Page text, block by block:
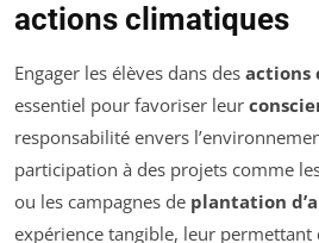
actions climatiques
Engager les élèves dans des actions
essentiel pour favoriser leur
responsabilité envers
participation à des projets comme
ou les campagnes de plantation
expérience tangible, leur permettant